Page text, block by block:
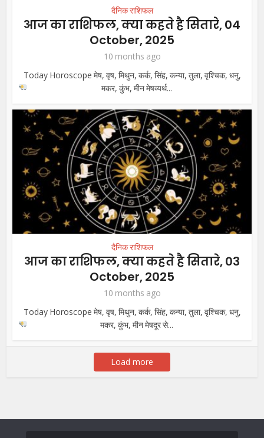
दैनिक राशिफल
आज का राशिफल, क्या कहते है सितारे, 04
October, 2025
10 months ago
Today Horoscope मेष, वृष, मिथुन, कर्क, सिंह, कन्या, तुला, वृश्चिक, धनु,
मकर, कुंभ, मीनमेषव्यर्थ...
दैनिक राशिफल
आज का राशिफल, क्या कहते है सितारे, 03
October, 2025
10 months ago
Today Horoscope मेष, वृष, मिथुन, कर्क, सिंह, कन्या, तुला, वृश्चिक, धनु,
मकर, कुंभ, मीनमेषदूर से...
Load more